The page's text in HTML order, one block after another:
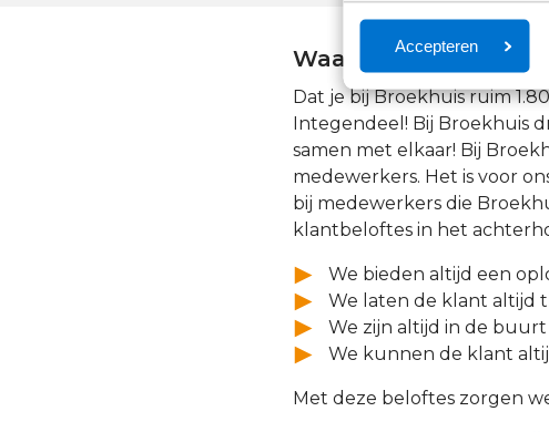
Accepteren
Waarom wil je
Dat je bij Broekhuis ruim
Integendeel! Bij Broekhuis
samen met elkaar! Bij
medewerkers. Het is voor
bij medewerkers die
klantbeloftes in het
We bieden altijd een
We laten de klant altijd
We zijn altijd in de buurt
We kunnen de klant
Met deze beloftes zorgen